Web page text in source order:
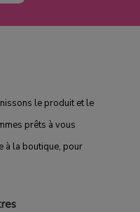
le produit et le
prêts à vous
à la boutique, pour